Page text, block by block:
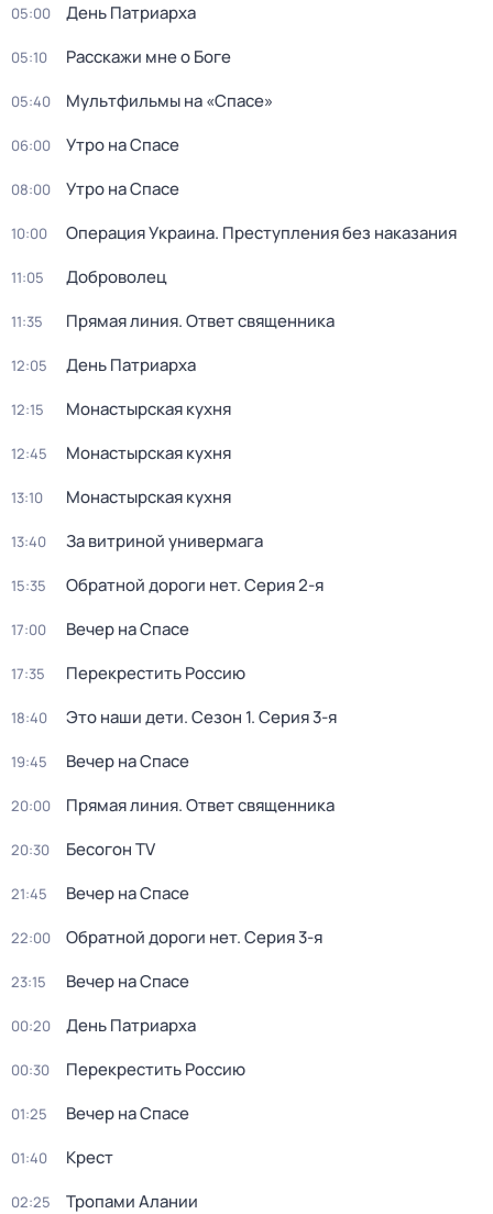
05:00 День Патриарха
05:10 Расскажи мне о Боге
05:40 Мультфильмы на «Спасе»
06:00 Утро на Спасе
08:00 Утро на Спасе
10:00 Операция Украина. Преступления без наказания
11:05 Доброволец
11:35 Прямая линия. Ответ священника
12:05 День Патриарха
12:15 Монастырская кухня
12:45 Монастырская кухня
13:10 Монастырская кухня
13:40 За витриной универмага
15:35 Обратной дороги нет. Серия 2-я
17:00 Вечер на Спасе
17:35 Перекреcтить Росcию
18:40 Это наши дети. Сезон 1. Серия 3-я
19:45 Вечер на Спасе
20:00 Прямая линия. Ответ священника
20:30 Бесогон TV
21:45 Вечер на Спасе
22:00 Обратной дороги нет. Серия 3-я
23:15 Вечер на Спасе
00:20 День Патриарха
00:30 Перекреcтить Росcию
01:25 Вечер на Спасе
01:40 Крест
02:25 Тропами Алании